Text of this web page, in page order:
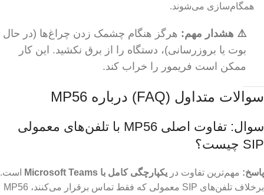
همگام‌سازی می‌شوند.
⚠️ هشدار مهم: هرگز هنگام چشمک زدن چراغ‌ها (در حال
بوت یا بروزرسانی)، دستگاه را از برق نکشید. این کار
ممکن است فریمور را خراب کند.
سوالات متداول (FAQ) درباره MP56
سوال: تفاوت اصلی MP56 با تلفن‌های معمولی
SIP چیست؟
پاسخ: مهم‌ترین تفاوت در یکپارچگی کامل با Microsoft Teams
است.
برخلاف تلفن‌های SIP معمولی که فقط تماس برقرار می‌کنند، MP56